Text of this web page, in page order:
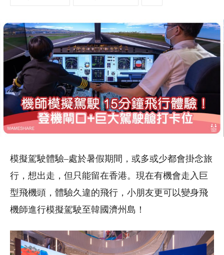
模擬駕駛體驗–處於暑假期間，或多或少都會掛念旅
行，想出走，但只能留在香港。現在有機會走入巨
型飛機頭，體驗久違的飛行，小朋友更可以變身飛
機師進行模擬駕駛至韓國濟州島！